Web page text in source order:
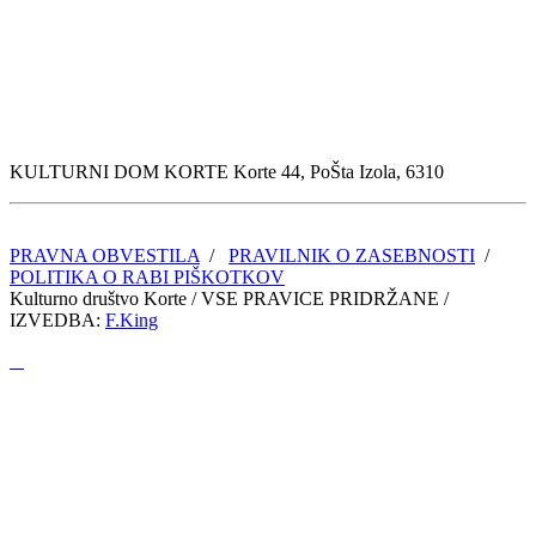
KULTURNI DOM KORTE Korte 44, PoŠta Izola, 6310
PRAVNA OBVESTILA / PRAVILNIK O ZASEBNOSTI /
POLITIKA O RABI PIŠKOTKOV
Kulturno društvo Korte / VSE PRAVICE PRIDRŽANE /
IZVEDBA: F.King